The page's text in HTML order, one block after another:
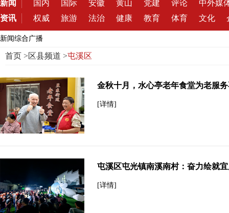
新闻 国内 国际 安徽 黄山 党建 评论
中外媒
资讯
权威 旅游 法治 健康 教育 体育 文化
新闻综合广播
首页>区县频道 >屯溪区
金秋十月，水心亭老年食堂为老服
[详情]
屯溪区屯光镇南溪南村：奋力绘就
[详情]